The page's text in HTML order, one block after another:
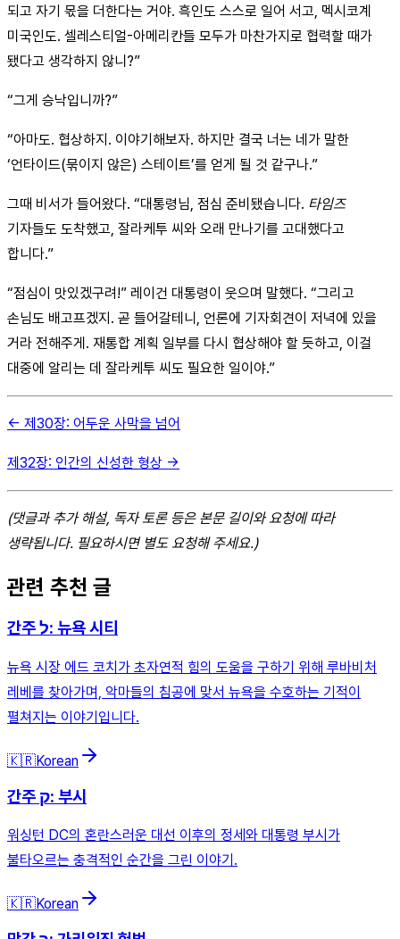
되고 자기 몫을 더한다는 거야. 흑인도 스스로 일어 서고, 멕시코계
미국인도. 셀레스티얼-아메리칸들 모두가 마찬가지로 협력할 때가
됐다고 생각하지 않니?”
“그게 승낙입니까?”
“아마도. 협상하지. 이야기해보자. 하지만 결국 너는 네가 말한
‘언타이드(묶이지 않은) 스테이트’를 얻게 될 것 같구나.”
그때 비서가 들어왔다. “대통령님, 점심 준비됐습니다. 타임즈
기자들도 도착했고, 잘라케투 씨와 오래 만나기를 고대했다고
합니다.”
“점심이 맛있겠구려!” 레이건 대통령이 웃으며 말했다. “그리고
손님도 배고프겠지. 곧 들어갈테니, 언론에 기자회견이 저녁에 있을
거라 전해주게. 재통합 계획 일부를 다시 협상해야 할 듯하고, 이걸
대중에 알리는 데 잘라케투 씨도 필요한 일이야.”
← 제30장: 어두운 사막을 넘어
제32장: 인간의 신성한 형상 →
(댓글과 추가 해설, 독자 토론 등은 본문 길이와 요청에 따라
생략됩니다. 필요하시면 별도 요청해 주세요.)
관련 추천 글
간주 ל: 뉴욕 시티
뉴욕 시장 에드 코치가 초자연적 힘의 도움을 구하기 위해 루바비처
레베를 찾아가며, 악마들의 침공에 맞서 뉴욕을 수호하는 기적이
펼쳐지는 이야기입니다.
🇰🇷Korean
간주 ק: 부시
워싱턴 DC의 혼란스러운 대선 이후의 정세와 대통령 부시가
불타오르는 충격적인 순간을 그린 이야기.
🇰🇷Korean